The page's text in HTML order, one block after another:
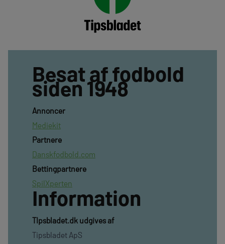
Besat af fodbold
siden 1948
Annoncer
Mediekit
Partnere
Danskfodbold.com
Bettingpartnere
SpilXperten
Information
TIpsbladet.dk udgives af
Tipsbladet ApS